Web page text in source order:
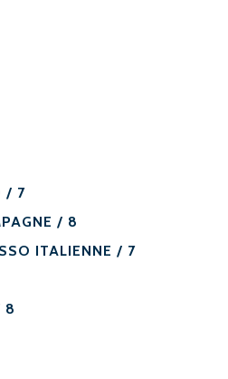
/ 7
/ 8
ITALIENNE / 7
8